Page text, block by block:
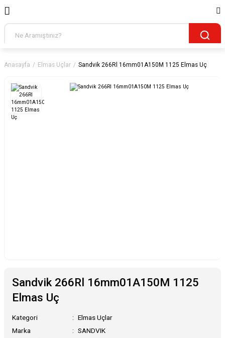
Anasayfa Elmas Uçlar Sandvik 266Rl 16mm01A150M 1125 Elmas Uç
Sandvik 266Rl 16mm01A150M 1125
Elmas Uç
Kategori
Elmas Uçlar
Marka
SANDVIK